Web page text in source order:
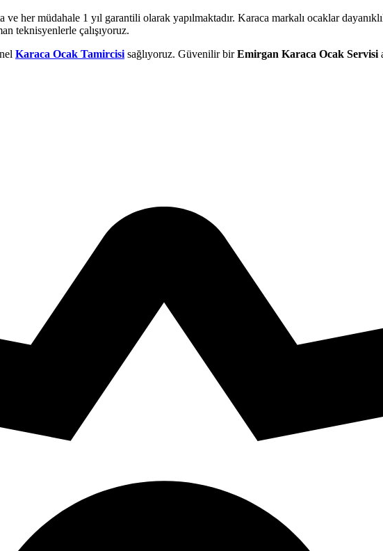
her müdahale 1 yıl garantili olarak yapılmaktadır. Karaca markalı ocaklar
teknisyenlerle çalışıyoruz.
Karaca Ocak Tamircisi sağlıyoruz. Güvenilir birEmirgan Karaca Ocak Servisi